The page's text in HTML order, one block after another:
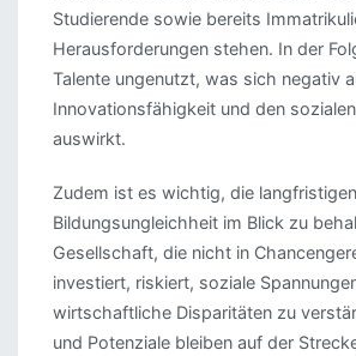
Studierende sowie bereits
Herausforderungen stehen. In der
Talente ungenutzt, was sich negativ
Innovationsfähigkeit und den
auswirkt.
Zudem ist es wichtig, die
Bildungsungleichheit im Blick zu
Gesellschaft, die nicht in
investiert, riskiert, soziale
wirtschaftliche Disparitäten zu
und Potenziale bleiben auf der